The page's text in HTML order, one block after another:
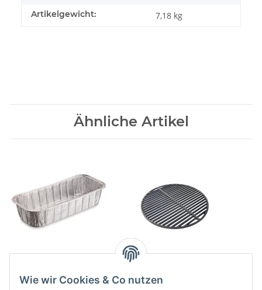
Artikelgewicht: 7,18 kg
Ähnliche Artikel
Summit/Genesis II 10
Stk.
24,90 CHF*
Gusseisen - Grillrost
115,00 CHF
Wie wir Cookies & Co nutzen